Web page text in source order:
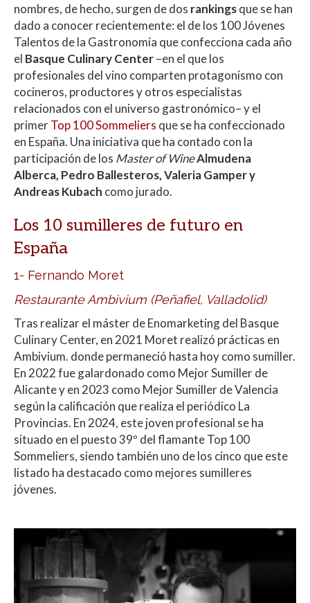
nombres, de hecho, surgen de dos rankingsque se han
dado a conocer recientemente: el de los 100 Jóvenes
Talentos de la Gastronomía que confecciona cada año
el Basque Culinary Center–en el que los
profesionales del vino comparten protagonismo con
cocineros, productores y otros especialistas
relacionados con el universo gastronómico– y el
primerTop 100 Sommeliers que se ha confeccionado
en España. Una iniciativa que ha contado con la
participación de los Master of WineAlmudena
Alberca, Pedro Ballesteros, Valeria Gamper y
Andreas Kubach como jurado.
Los 10 sumilleres de futuro en
España
1- Fernando Moret
Restaurante Ambivium (Peñafiel, Valladolid)
Tras realizar el máster de Enomarketing del Basque
Culinary Center, en 2021 Moret realizó prácticas en
Ambivium. donde permaneció hasta hoy como sumiller.
En 2022 fue galardonado como Mejor Sumiller de
Alicante y en 2023 como Mejor Sumiller de Valencia
según la calificación que realiza el periódico La
Provincias. En 2024, este joven profesional se ha
situado en el puesto 39º del flamante Top 100
Sommeliers, siendo también uno de los cinco que este
listado ha destacado como mejores sumilleres
jóvenes.